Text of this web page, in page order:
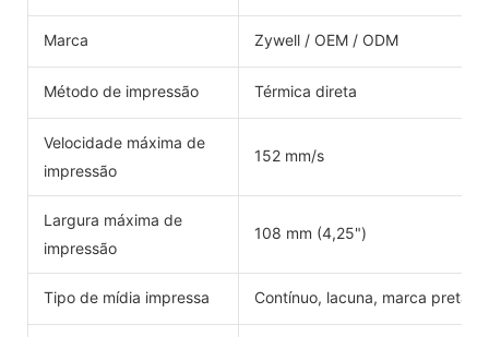
Marca Zywell / OEM / ODM
Método de impressão Térmica direta
Velocidade máxima de
impressão
152 mm/s
Largura máxima de
impressão
108 mm (4,25")
Tipo de mídia impressa Contínuo, lacuna, marca preta,